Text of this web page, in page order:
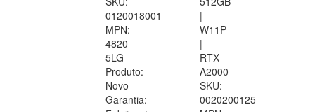
0120018001
MPN:
4820-
5LG
Produto:
Novo
Garantia:
|
W11P
|
RTX
A2000
SKU:
0020200125